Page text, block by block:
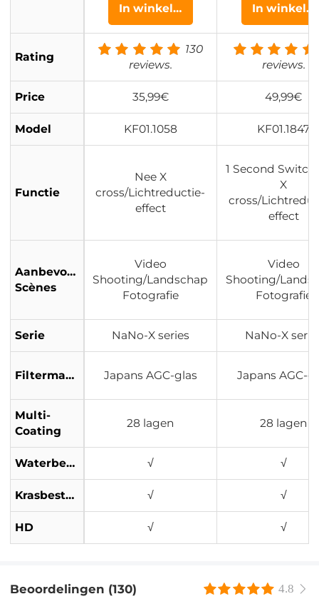
endig – Nano Xcel
Coatings Nano
Serie
In winkelwagen In
Rating
130
reviews.
reviews.
Price 35,99€ 49,99€
Model KF01.1058 KF01.1847
Functie
Nee X
cross/Lichtreductie-
effect
1 Second
X
cross/
effect
Aanbevolen
Scènes
Video
Shooting/Landschap
Fotografie
Video
Shooting/
Fotografie
Serie NaNo-X series NaNo-X
Filtermateriaal Japans AGC-glas Japans AGC-
Multi-
Coating
28 lagen 28 lagen
Waterbestendig √ √
Krasbestendig √ √
HD √ √
Beoordelingen (130) 4.8